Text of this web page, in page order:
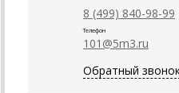
8 (499) 840-98-99
Телефон
101@5m3.ru
Обратный